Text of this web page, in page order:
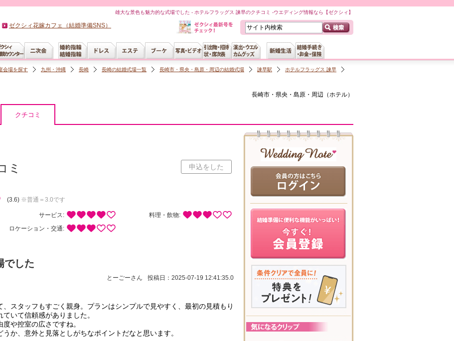
雄大な景色も魅力的な式場でした - ホテルフラッグス 諫早のクチコミ -ウエディング情報なら【ゼクシィ】
ゼクシィ花嫁カフェ（結婚準備SNS）
会場を探す 九州・沖縄 長崎 長崎の結婚式場一覧 長崎市・県央・島原・周辺の結婚式場 諫早駅
ホテルフラッグス 諫早
長崎市・県央・島原・周辺 （ホテル）
クチコミ
ミ 申込をした
(3.6) ※普通＝3.0です
サービス:
料理・飲物:
ロケーション・交通:
でした
とーごーさん 投稿日：2025-07-19 12:41:35.0
スタッフもすごく親身。プランはシンプルで見やすく、最初の見積もり
いて信頼感がありました。
や控室の広さですね。
か、意外と見落としがちなポイントだなと思います。